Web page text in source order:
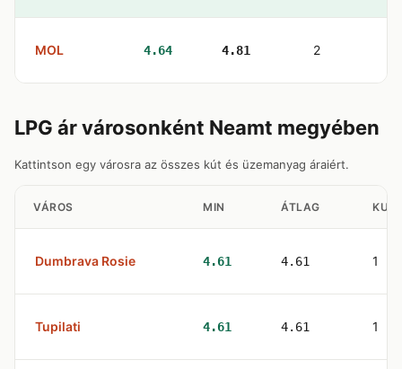
MOL 4.64 4.81 2
LPG ár városonként Neamt megyében
Kattintson egy városra az összes kút és üzemanyag áraiért.
VÁROS MIN ÁTLAG
Dumbrava Rosie 4.61 4.61 1
Tupilati 4.61 4.61 1